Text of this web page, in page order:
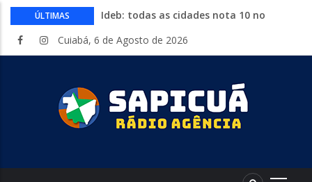
ÚLTIMAS
Ideb: todas as cidades nota 10 no
Conheça 16 profissões que devem crescer
sábado a Expolucas em Lucas do Rio
Verde
Proposta que altera regras para piso
com shows, rodeio e parque de diversões
Cuiabá, 6 de Agosto de 2026